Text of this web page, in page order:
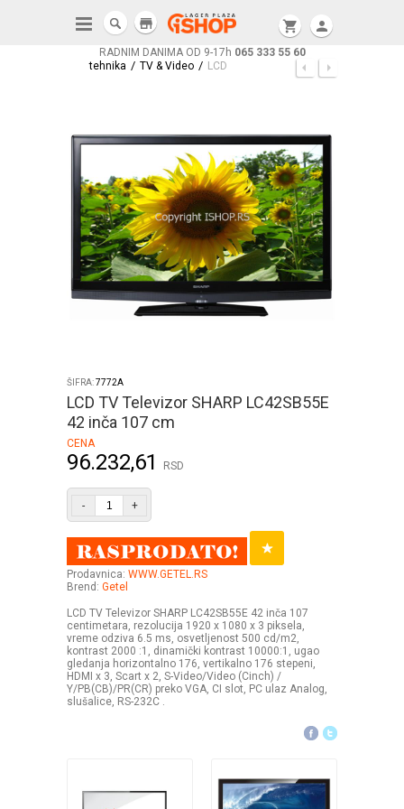
RADNIM DANIMA OD 9-17h 065 333 55 60
shopping_cart person
store
tehnika / TV & Video / LCD
ŠIFRA:7772A
LCD TV Televizor SHARP LC42SB55E
42 inča 107 cm
CENA
96.232,61 RSD
- +
Prodavnica: WWW.GETEL.RS
Brend: Getel
LCD TV Televizor SHARP LC42SB55E 42 inča 107
centimetara, rezolucija 1920 x 1080 x 3 piksela,
vreme odziva 6.5 ms, osvetljenost 500 cd/m2,
kontrast 2000 :1, dinamički kontrast 10000:1, ugao
gledanja horizontalno 176, vertikalno 176 stepeni,
HDMI x 3, Scart x 2, S-Video/Video (Cinch) /
Y/PB(CB)/PR(CR) preko VGA, CI slot, PC ulaz Analog,
slušalice, RS-232C .